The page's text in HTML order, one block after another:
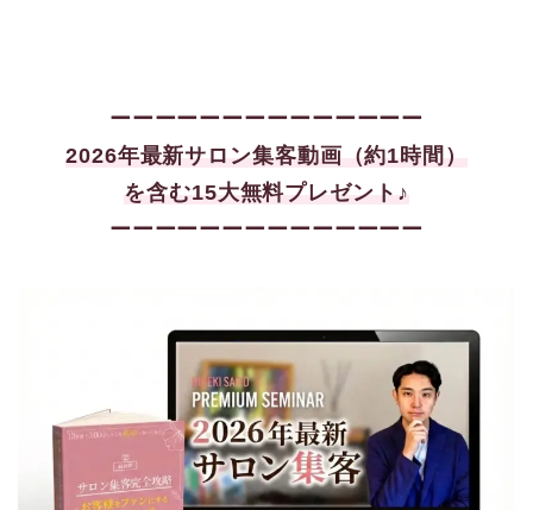
ーーーーーーーーーーーーーー
2026年最新サロン集客動画（約1時間）
を含む15大無料プレゼント♪
ーーーーーーーーーーーーーー